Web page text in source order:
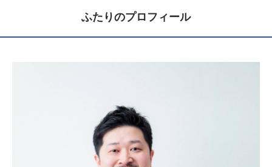
ふたりのプロフィール